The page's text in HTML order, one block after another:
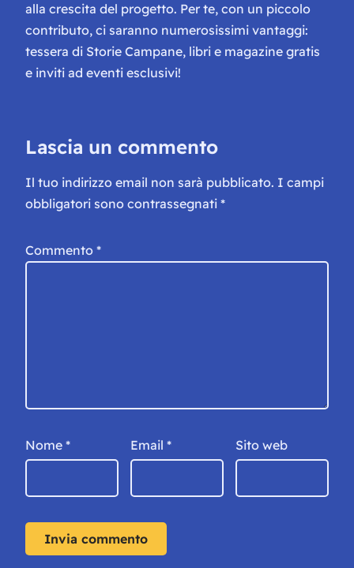
alla crescita del progetto. Per te, con un piccolo
contributo, ci saranno numerosissimi vantaggi:
tessera di Storie Campane, libri e magazine gratis
e inviti ad eventi esclusivi!
Lascia un commento
Il tuo indirizzo email non sarà pubblicato. I campi
obbligatori sono contrassegnati *
Commento *
Nome * Email * Sito web